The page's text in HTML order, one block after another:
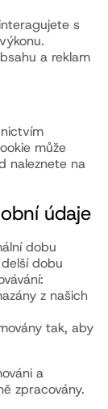
s
a reklam
může
naleznete na
údaje
dobu
dobu
z našich
tak, aby
a
zpracovány.